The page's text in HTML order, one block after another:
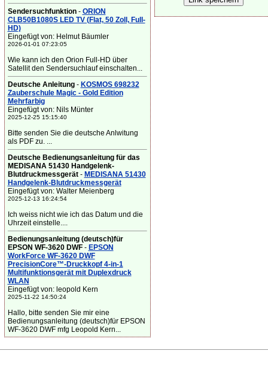
Sendersuchfunktion- ORION
CLB50B1080S LED TV (Flat, 50 Zoll, Full-
HD)
Eingefügt von: Helmut Bäumler
2026-01-01 07:23:05
Wie kann ich den Orion Full-HD über
Satellit den Sendersuchlauf einschalten...
Deutsche Anleitung- KOSMOS 698232
Zauberschule Magic - Gold Edition
Mehrfarbig
Eingefügt von: Nils Münter
2025-12-25 15:15:40
Bitte senden Sie die deutsche Anlwitung
als PDF zu. ...
Deutsche Bedienungsanleitung für das
MEDISANA 51430 Handgelenk-
Blutdruckmessgerät- MEDISANA 51430
Handgelenk-Blutdruckmessgerät
Eingefügt von: Walter Meienberg
2025-12-13 16:24:54
Ich weiss nicht wie ich das Datum und die
Uhrzeit einstelle....
Bedienungsanleitung (deutsch)für
EPSON WF-3620 DWF- EPSON
WorkForce WF-3620 DWF
PrecisionCore™-Druckkopf 4-in-1
Multifunktionsgerät mit Duplexdruck
WLAN
Eingefügt von: leopold Kern
2025-11-22 14:50:24
Hallo, bitte senden Sie mir eine
Bedienungsanleitung (deutsch)für EPSON
WF-3620 DWF mfg Leopold Kern...